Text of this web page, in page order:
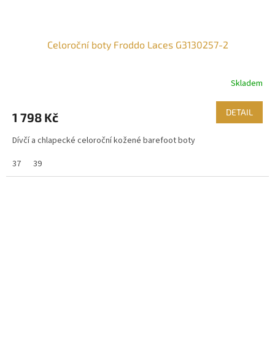
Celoroční boty Froddo Laces G3130257-2
Skladem
1 798 Kč DETAIL
Dívčí a chlapecké celoroční kožené barefoot boty
37
39